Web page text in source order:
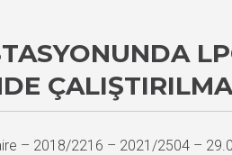
– 2018/2216 – 2021/2504 –